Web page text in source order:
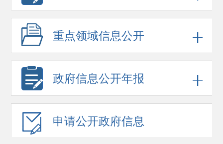
重点领域信息公开
政府信息公开年报
申请公开政府信息